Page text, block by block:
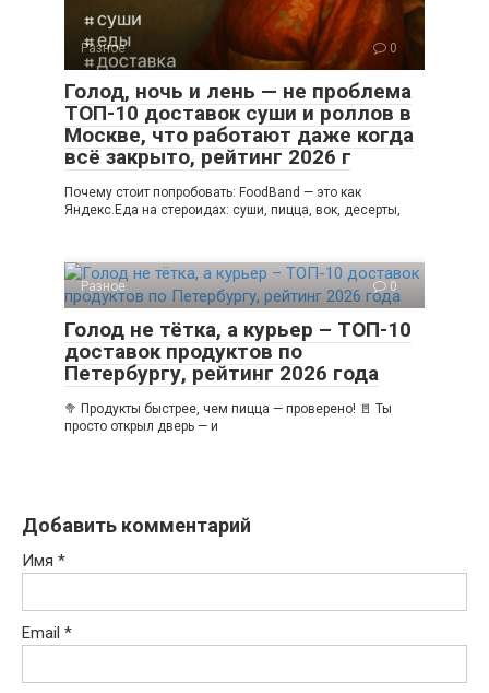
Разное 0
Голод, ночь и лень — не проблема
ТОП-10 доставок суши и роллов в
Москве, что работают даже когда
всё закрыто, рейтинг 2026 г
Почему стоит попробовать: FoodBand — это как
Яндекс.Еда на стероидах: суши, пицца, вок, десерты,
Разное 0
Голод не тётка, а курьер – ТОП-10
доставок продуктов по
Петербургу, рейтинг 2026 года
🥦 Продукты быстрее, чем пицца — проверено! 🚪 Ты
просто открыл дверь — и
Добавить комментарий
Имя *
Email *